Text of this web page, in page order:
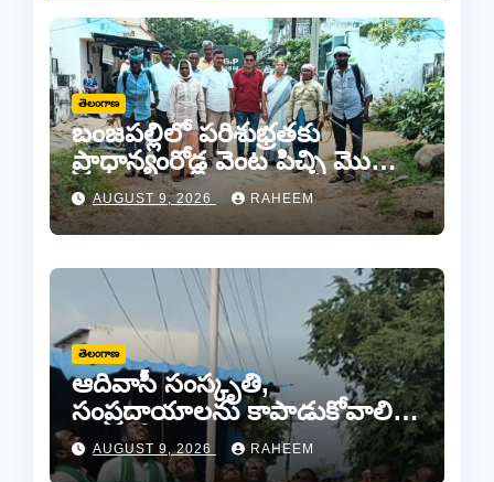
తెలంగాణ
బంజపల్లిలో పరిశుభ్రతకు
ప్రాధాన్యంరోడ్ల వెంట పిచ్చి మొక్కల
తొలగింపు..
AUGUST 9, 2026 RAHEEM
తెలంగాణ
ఆదివాసీ సంస్కృతి,
సంప్రదాయాలను కాపాడుకోవాలి…
ఆదివాసీ నాయకపోడ్ జిల్లా
అధ్యక్షులు మొట్ట పెంటయ్య
AUGUST 9, 2026 RAHEEM